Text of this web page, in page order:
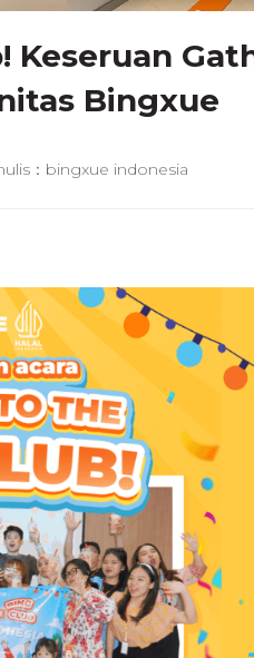
Keseruan
Bingxue
：bingxue indonesia